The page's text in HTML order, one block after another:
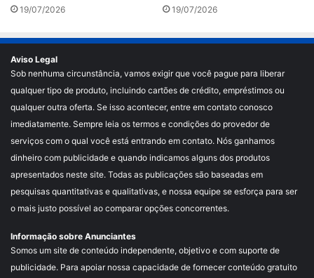
19/07/2026 19/07/2026
Aviso Legal
Sob nenhuma circunstância, vamos exigir que você pague para liberar
qualquer tipo de produto, incluindo cartões de crédito, empréstimos ou
qualquer outra oferta. Se isso acontecer, entre em contato conosco
imediatamente. Sempre leia os termos e condições do provedor de
serviços com o qual você está entrando em contato. Nós ganhamos
dinheiro com publicidade e quando indicamos alguns dos produtos
apresentados neste site. Todas as publicações são baseadas em
pesquisas quantitativas e qualitativas, e nossa equipe se esforça para ser
o mais justo possível ao comparar opções concorrentes.
Informação sobre Anunciantes
Somos um site de conteúdo independente, objetivo e com suporte de
publicidade. Para apoiar nossa capacidade de fornecer conteúdo gratuito